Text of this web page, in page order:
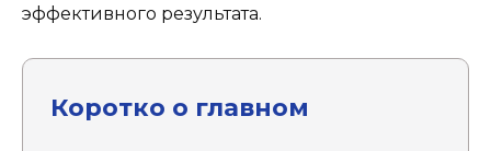
эффективного результата.
Коротко о главном